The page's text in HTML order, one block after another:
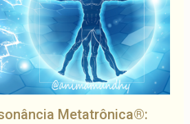
Metatrônica®: